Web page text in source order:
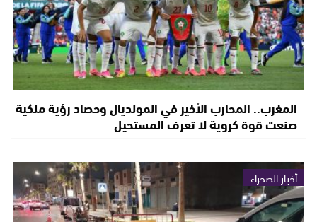
المغرب.. المحارب الأخير في المونديال وحصاد رؤية ملكية
صنعت قوة كروية لا تعرف المستحيل
أخبار الصحراء